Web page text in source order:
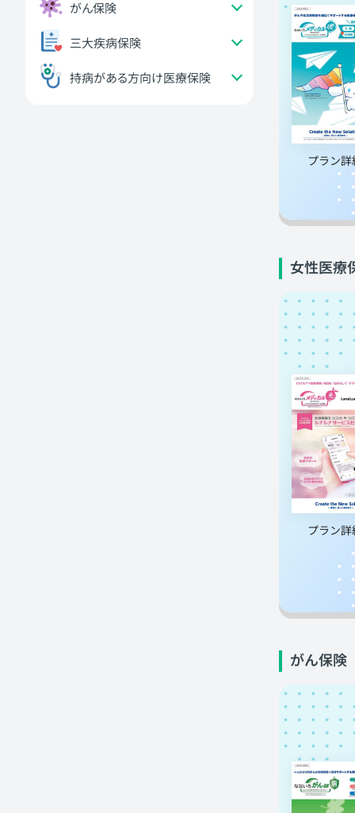
プラン詳
女性医療
プラン詳
がん保険
がん保険
三大疾病保険
持病がある方向け医療保険